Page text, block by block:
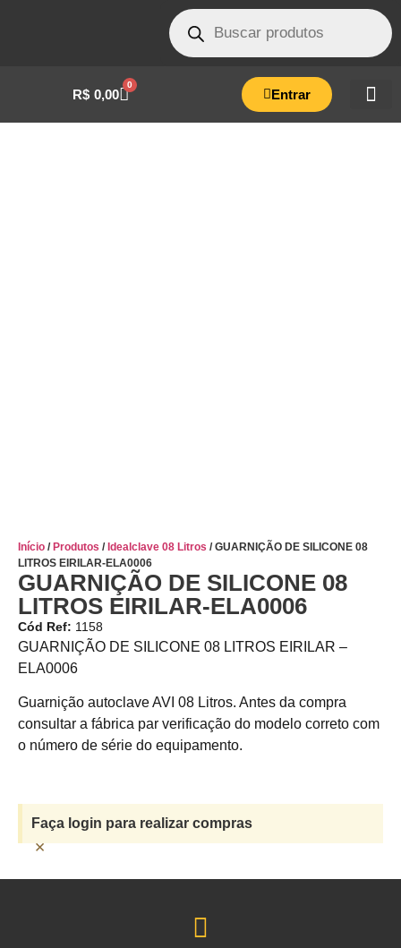
R$ 0,00
0
Entrar
Início / Produtos / Idealclave 08 Litros / GUARNIÇÃO DE SILICONE 08
LITROS EIRILAR-ELA0006
GUARNIÇÃO DE SILICONE 08
LITROS EIRILAR-ELA0006
Cód Ref: 1158
GUARNIÇÃO DE SILICONE 08 LITROS EIRILAR –
ELA0006
Guarnição autoclave AVI 08 Litros. Antes da compra
consultar a fábrica par verificação do modelo correto com
o número de série do equipamento.
Faça login para realizar compras
×